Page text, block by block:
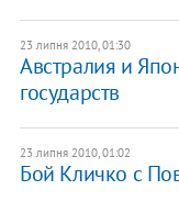
23 липня 2010, 01:30
Австралия и
государств
23 липня 2010, 01:02
Бой Кличко с